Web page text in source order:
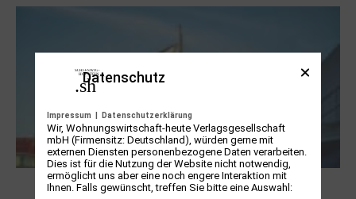
NUKLEUS Kiel
Datenschutz
Impressum | Datenschutzerklärung
Wir, Wohnungswirtschaft-heute Verlagsgesellschaft
mbH (Firmensitz: Deutschland), würden gerne mit
externen Diensten personenbezogene Daten verarbeiten.
Dies ist für die Nutzung der Website nicht notwendig,
ermöglicht uns aber eine noch engere Interaktion mit
Ihnen. Falls gewünscht, treffen Sie bitte eine Auswahl: